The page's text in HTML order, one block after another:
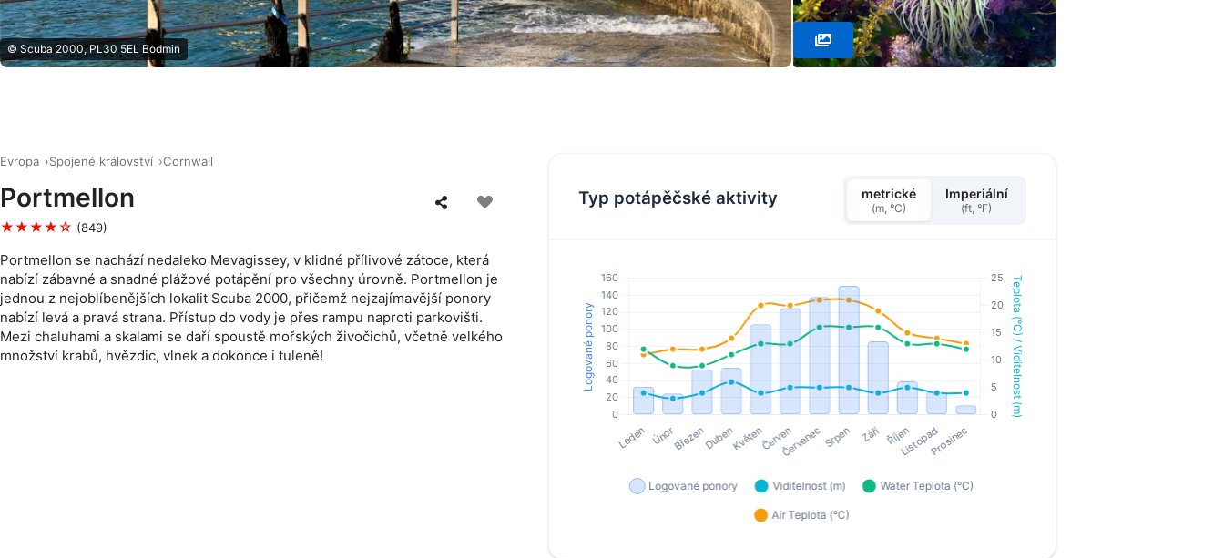
© Scuba 2000, PL30 5EL Bodmin
Evropa Spojené království Cornwall
Portmellon
★★★★☆ (849)
Portmellon se nachází nedaleko Mevagissey, v klidné přílivové zátoce, která
nabízí zábavné a snadné plážové potápění pro všechny úrovně. Portmellon je
jednou z nejoblíbenějších lokalit Scuba 2000, přičemž nejzajímavější ponory
nabízí levá a pravá strana. Přístup do vody je přes rampu naproti parkovišti.
Mezi chaluhami a skalami se daří spoustě mořských živočichů, včetně velkého
množství krabů, hvězdic, vlnek a dokonce i tuleně!
Typ potápěčské aktivity metrické
(m, °C)
Imperiální
(ft, °F)